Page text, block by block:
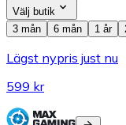
Välj butik
3 mån
6 mån 1 år
Lägst nypris just nu
599 kr